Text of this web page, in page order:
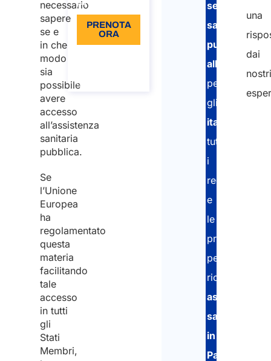
necessario
sapere
se e
in che
modo
sia
possibile
avere
accesso
all’assistenza
sanitaria
pubblica.
Se
l’Unione
Europea
ha
regolamentato
questa
materia
facilitando
tale
accesso
in tutti
gli
Stati
Membri,
PRENOTA
ORA
servizio
sanitario
pubblico
all’estero
per
gli
italiani
tutti
i
requisiti
e
le
procedure
per
ricevere
assistenza
sanitaria
in
Paesi
una
dai
nostri